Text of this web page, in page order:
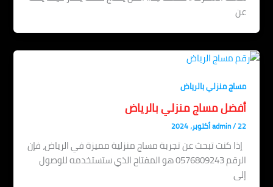
عن
مساج منزلي بالرياض
أفضل مساج منزلي بالرياض
admin/22 أكتوبر، 2024
إذا كنت تبحث عن تجربة مساج منزلية مميزة في الرياض، فإن
الرقم 0576809243 هو المفتاح الذي ستستخدمه للوصول
إلى